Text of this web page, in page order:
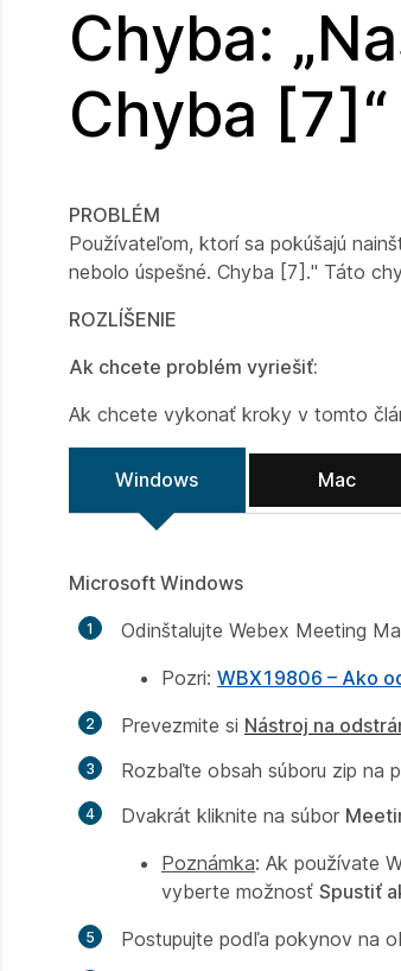
Chyba:
Chyba [7]“
PROBLÉM
Používateľom, ktorí sa pokúšajú
nebolo úspešné. Chyba [7]." Táto
ROZLÍŠENIE
Ak chcete problém vyriešiť:
Ak chcete vykonať kroky v tomto
Windows Mac
Microsoft Windows
Odinštalujte Webex Meeting
Pozri: WBX19806 – Ako
Prevezmite si Nástroj na
Rozbaľte obsah súboru zip na
Dvakrát kliknite na súbor
Poznámka: Ak používate
vyberte možnosť Spustiť
Postupujte podľa pokynov na